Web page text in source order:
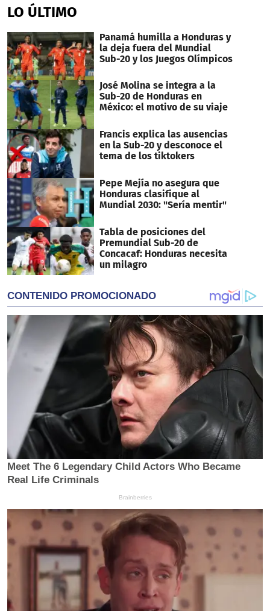
LO ÚLTIMO
Panamá humilla a Honduras y
la deja fuera del Mundial
Sub-20 y los Juegos Olímpicos
José Molina se integra a la
Sub-20 de Honduras en
México: el motivo de su viaje
Francis explica las ausencias
en la Sub-20 y desconoce el
tema de los tiktokers
Pepe Mejía no asegura que
Honduras clasifique al
Mundial 2030: "Sería mentir"
Tabla de posiciones del
Premundial Sub-20 de
Concacaf: Honduras necesita
un milagro